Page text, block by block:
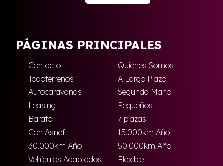
PÁGINAS PRINCIPALES
Contacto
Quienes Somos
Todoterrenos
A Largo Plazo
Autocaravanas
Segunda Mano
Leasing
Pequeños
Barato
7 plazas
Con Asnef
15.000km Año
30.000km Año
50.000km Año
Vehículos Adaptados
Flexible